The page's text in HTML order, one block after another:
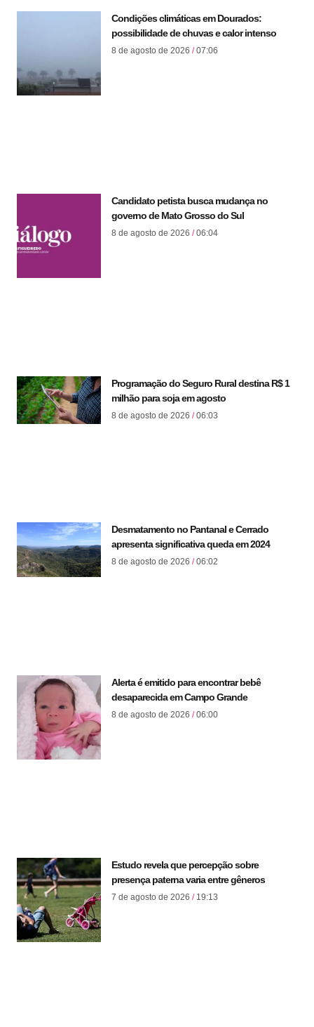
Condições climáticas em Dourados:
possibilidade de chuvas e calor intenso
8 de agosto de 2026 07:06
Candidato petista busca mudança no
governo de Mato Grosso do Sul
8 de agosto de 2026 06:04
Programação do Seguro Rural destina R$ 1
milhão para soja em agosto
8 de agosto de 2026 06:03
Desmatamento no Pantanal e Cerrado
apresenta significativa queda em 2024
8 de agosto de 2026 06:02
Alerta é emitido para encontrar bebê
desaparecida em Campo Grande
8 de agosto de 2026 06:00
Estudo revela que percepção sobre
presença paterna varia entre gêneros
7 de agosto de 2026 19:13